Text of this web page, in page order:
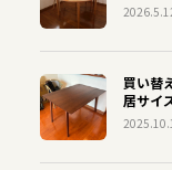
買い替
居サイ